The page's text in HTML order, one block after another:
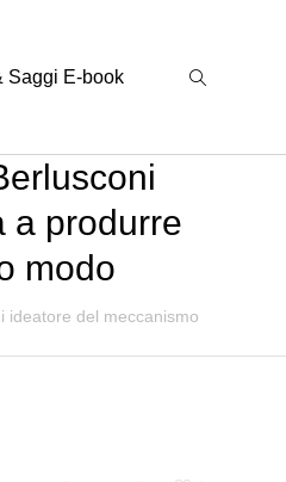
Saggi E-book
a produrre
modo
ideatore del meccanismo